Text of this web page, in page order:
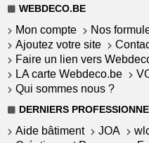
WEBDECO.BE
Mon compte
Nos
Ajoutez votre site
Faire un lien vers
LA carte Webdeco.be
Qui sommes nous ?
DERNIERS
Aide bâtiment JOA